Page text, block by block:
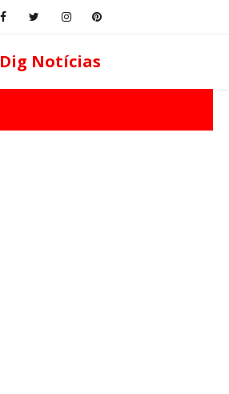
Dig Notícias